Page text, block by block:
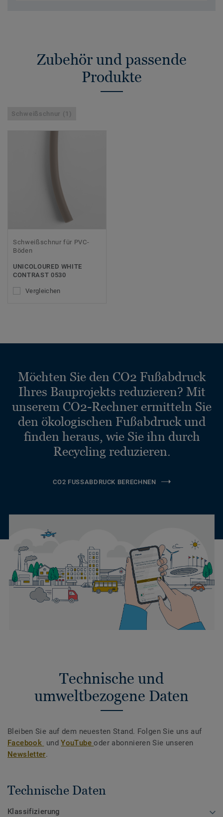
Zubehör und passende
Produkte
Schweißschnur (1)
Schweißschnur für PVC-
Böden
UNICOLOURED WHITE
CONTRAST 0530
Vergleichen
Möchten Sie den CO2 Fußabdruck
Ihres Bauprojekts reduzieren? Mit
unserem CO2-Rechner ermitteln Sie
den ökologischen Fußabdruck und
finden heraus, wie Sie ihn durch
Recycling reduzieren.
CO2 FUSSABDRUCK BERECHNEN
Technische und
umweltbezogene Daten
Bleiben Sie auf dem neuesten Stand. Folgen Sie uns auf
Facebook undYouTubeoder abonnieren Sie unseren
Newsletter.
Technische Daten
Klassifizierung